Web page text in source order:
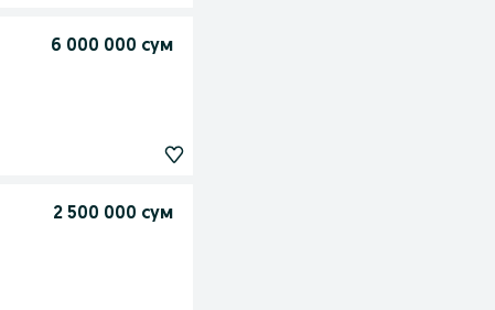
6 000 000 сум
2 500 000 сум